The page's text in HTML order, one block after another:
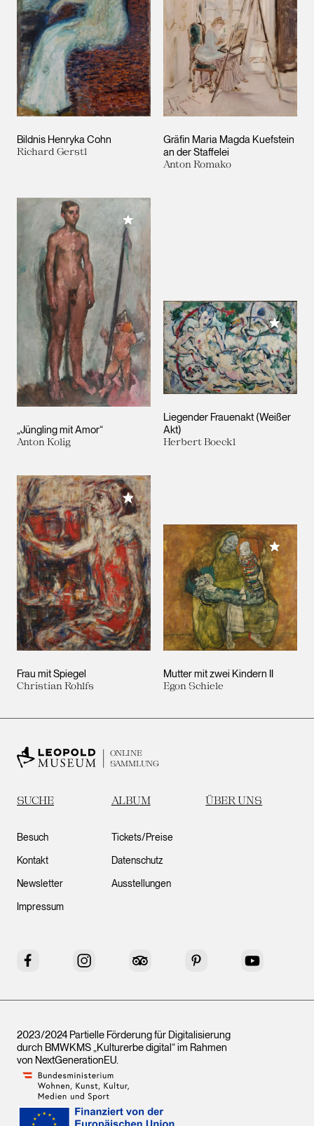
Bildnis Henryka Cohn
Richard Gerstl
Gräfin Maria Magda Kuefstein
an der Staffelei
Anton Romako
„Jüngling mit Amor“
Anton Kolig
Meiner Sammlung hinzufügen
Liegender Frauenakt (Weißer
Akt)
Herbert Boeckl
Meiner
Frau mit Spiegel
Christian Rohlfs
Meiner Sammlung hinzufügen
Mutter mit zwei Kindern II
Egon Schiele
Meiner
ONLINE
SAMMLUNG
SUCHE ALBUM ÜBER UNS
Besuch
Kontakt
Newsletter
Impressum
Tickets/Preise
Datenschutz
Ausstellungen
Facebook Instagram Tripadvisor Pinterest YouTube
2023/2024 Partielle Förderung für Digitalisierung
durch BMWKMS „Kulturerbe digital“ im Rahmen
von NextGenerationEU.